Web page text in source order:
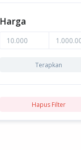
Harga
Terapkan
Hapus Filter